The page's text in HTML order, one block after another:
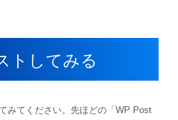
トしてみる
みてください。先ほどの「WP Post